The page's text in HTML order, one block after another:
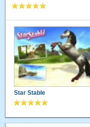
Star Stable